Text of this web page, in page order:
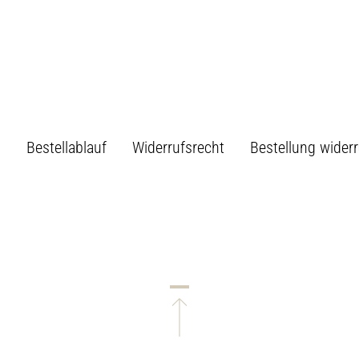
Bestellablauf Widerrufsrecht Bestellung